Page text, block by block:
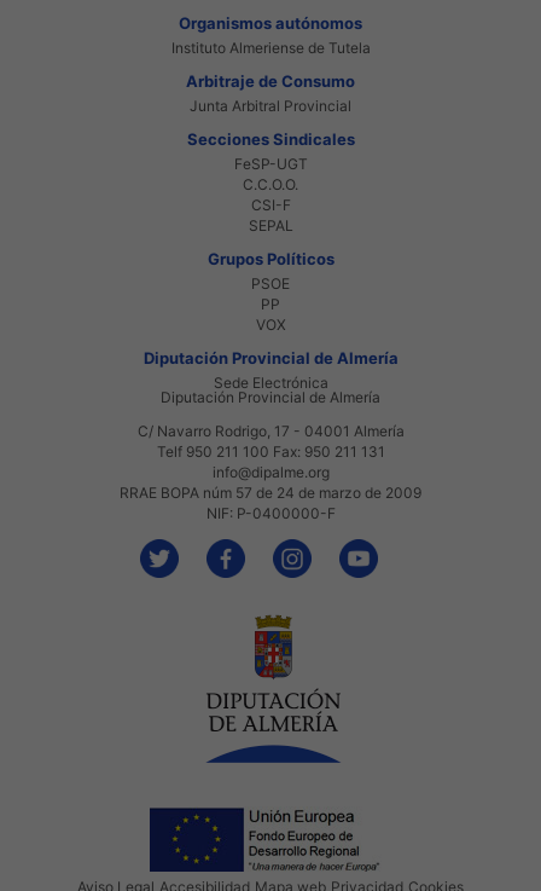
Organismos autónomos
Instituto Almeriense de Tutela
Arbitraje de Consumo
Junta Arbitral Provincial
Secciones Sindicales
FeSP-UGT
C.C.O.O.
CSI-F
SEPAL
Grupos Políticos
PSOE
PP
VOX
Diputación Provincial de Almería
Sede Electrónica
Diputación Provincial de Almería
C/ Navarro Rodrigo, 17 - 04001 Almería
Telf 950 211 100 Fax: 950 211 131
info@dipalme.org
RRAE BOPA núm 57 de 24 de marzo de 2009
NIF: P-0400000-F
Aviso Legal Accesibilidad Mapa web Privacidad Cookies